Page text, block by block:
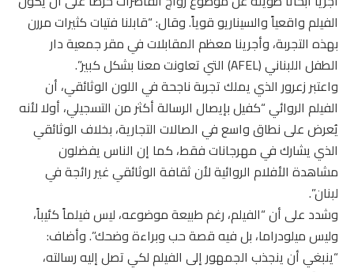
الفيلم واقعياً والسيناريو قوياً. وقال: “قابلنا فتيات كثيرات مررن
بهذه التجربة، وأجرينا معظم المقابلات في مقر جمعية دار
الطفل اللبناني (AFEL) التي تعاونت معنا بشكل كبير”.
واعتبر زعرور الذي يملك تجربة ناجحة في اللون الوثائقي، أن
الفيلم الروائي “كفيل بإيصال الرسالة أكثر من التسجيلي، أولا لأنه
يُعرض على نطاق واسع في الصالات التجارية، بخلاف الوثائقي
الذي يشارك في مهرجانات فقط، كما إن الناس يفضلون
مشاهدة الأفلام الروائية لأن ثقافة الوثائقي غير رائجة في
لبنان”.
وشدد على أن “الفيلم، رغم طبيعة موضوعه، ليس فيلماً كئيباً،
وليس ميلودراما، بل فيه قصة حب وبراءة وضحك”. وأضاف:
“ينبغي أن ينجذب الجمهور إلى الفيلم لكي تصل إليه رسالته،